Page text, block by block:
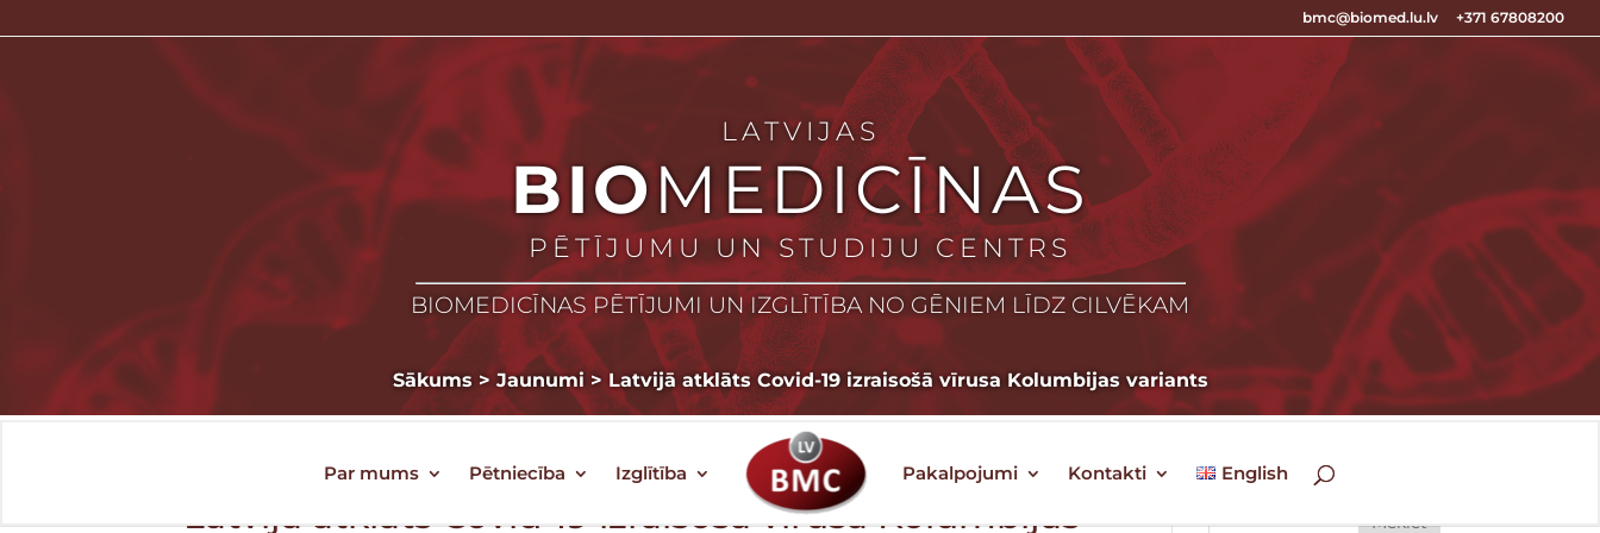
bmc@biomed.lu.lv +371 67808200
LATVIJAS
BIOMEDICĪNAS
PĒTĪJUMU UN STUDIJU CENTRS
BIOMEDICĪNAS PĒTĪJUMI UN IZGLĪTĪBA NO GĒNIEM LĪDZ CILVĒKAM
Sākums > Jaunumi > Latvijā atklāts Covid-19 izraisošā vīrusa Kolumbijas variants
Par mums Pētniecība Izglītība Pakalpojumi Kontakti English
Latvijā atklāts Covid-19 izraisošā vīrusa Kolumbijas